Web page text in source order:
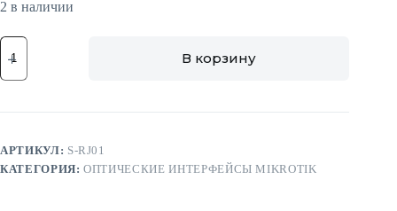
2 в наличии
Количество
товара
RJ01
В корзину
АРТИКУЛ: S-RJ01
КАТЕГОРИЯ:ОПТИЧЕСКИЕ ИНТЕРФЕЙСЫ MIKROTIK